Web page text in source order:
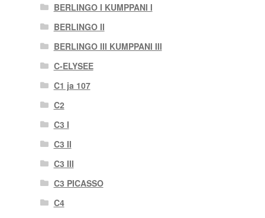
BERLINGO I KUMPPANI I
BERLINGO II
BERLINGO III KUMPPANI III
C-ELYSEE
C1 ja 107
C2
C3 I
C3 II
C3 III
C3 PICASSO
C4